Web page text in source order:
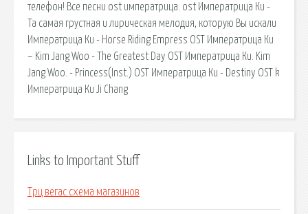
телефон! Все песни ost императрица. ost Императрица Ки -
Та самая грустная и лирическая мелодия, которую Вы искали
Императрица Ки - Horse Riding Empress OST Императрица Ки
– Kim Jang Woo - The Greatest Day OST Императрица Ки. Kim
Jang Woo. - Princess(Inst.) OST Императрица Ки - Destiny OST k
Императрица Ки Ji Chang
Links to Important Stuff
Трц вегас схема магазинов